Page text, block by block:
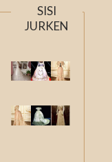
SISI
JURKEN